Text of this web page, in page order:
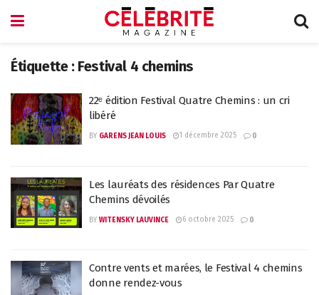
Étiquette : Festival 4 chemins
22ᵉ édition Festival Quatre Chemins : un cri
libéré
BY GARENS JEAN LOUIS 1 décembre 2025 0
Les lauréats des résidences Par Quatre
Chemins dévoilés
BY WITENSKY LAUVINCE 6 octobre 2025 0
Contre vents et marées, le Festival 4 chemins
donne rendez-vous